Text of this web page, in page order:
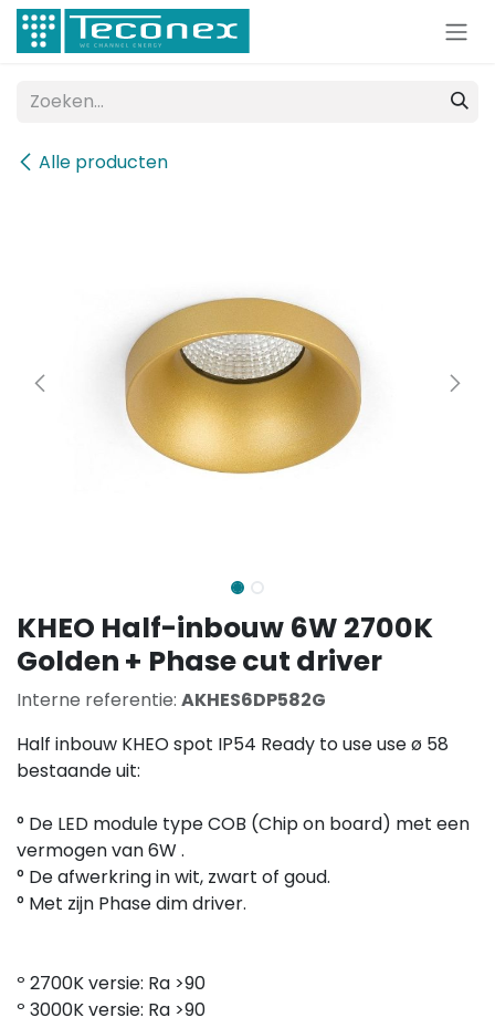
Overslaan naar inhoud
Alle producten
KHEO Half-inbouw 6W 2700K
Golden + Phase cut driver
Interne referentie: AKHES6DP582G
Half inbouw KHEO spot IP54 Ready to use use ø 58
bestaande uit:
° De LED module type COB (Chip on board) met een
vermogen van 6W .
° De afwerkring in wit, zwart of goud.
° Met zijn Phase dim driver.
º 2700K versie: Ra >90
º 3000K versie: Ra >90